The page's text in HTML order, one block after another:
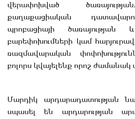
վերափոխված
քաղաքացիական
պրոբացիայի
բարեփոխումների կամ
ռազմավարական
բոլորս կվայելենք որոշ ժամանակ
Մարդիկ արդարադատության
սպասել են արդարության